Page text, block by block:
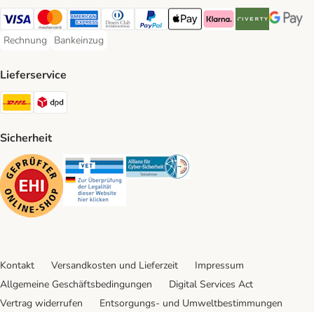
Visa Payment Method
Mastercard Payment Method
American Express Payment Method
Diners Club Payment Method
PayPal Payment Method
Apple Pay Payment Method
Klarna Payment Method
Riverty Payment
Google
Rechnung
Rechnung Payment Method
Bankeinzug
Bankeinzug Payment Method
Lieferservice
DHL Shipping Method
Sicherheit
Security Security Security
Kontakt Versandkosten und Lieferzeit
Impressum
Allgemeine Geschäftsbedingungen
Digital Services Act
Vertrag widerrufen
Entsorgungs- und Umweltbestimmungen